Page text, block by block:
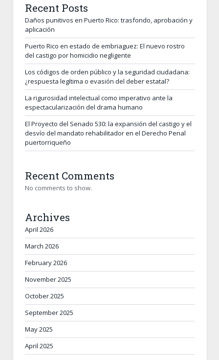
Recent Posts
Daños punitivos en Puerto Rico: trasfondo, aprobación y
aplicación
Puerto Rico en estado de embriaguez: El nuevo rostro
del castigo por homicidio negligente
Los códigos de orden público y la seguridad ciudadana:
¿respuesta legítima o evasión del deber estatal?
La rigurosidad intelectual como imperativo ante la
espectacularización del drama humano
El Proyecto del Senado 530: la expansión del castigo y el
desvío del mandato rehabilitador en el Derecho Penal
puertorriqueño
Recent Comments
No comments to show.
Archives
April 2026
March 2026
February 2026
November 2025
October 2025
September 2025
May 2025
April 2025